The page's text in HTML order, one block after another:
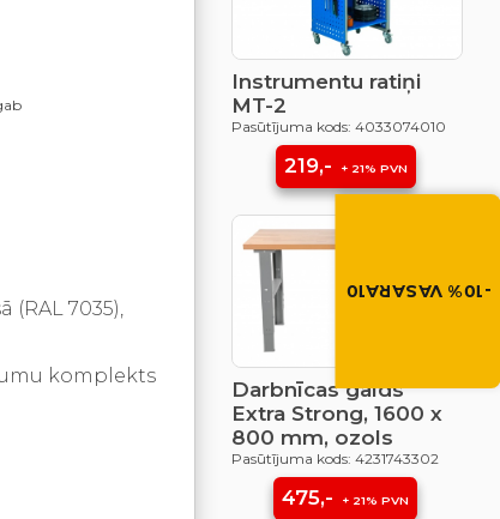
Vasara nāk ar
-10% atlaide visiem
Izmanto atlaides
-10% VASARA10
7035),
komplekts
Instrumentu ratiņi
MT-2
Pasūtījuma kods: 4033074010
219,- + 21% PVN
Darbnīcas galds
Extra Strong, 1600 x
800 mm, ozols
Pasūtījuma kods: 4231743302
475,- + 21% PVN